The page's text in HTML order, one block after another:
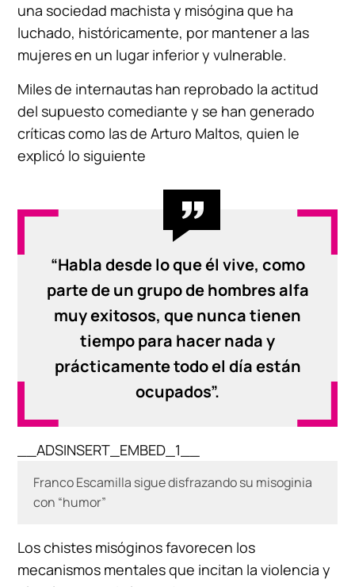
una sociedad machista y misógina que ha
luchado, históricamente, por mantener a las
mujeres en un lugar inferior y vulnerable.
Miles de internautas han reprobado la actitud
del supuesto comediante y se han generado
críticas como las de Arturo Maltos, quien le
explicó lo siguiente
“Habla desde lo que él vive, como
parte de un grupo de hombres alfa
muy exitosos, que nunca tienen
tiempo para hacer nada y
prácticamente todo el día están
ocupados”.
__ADSINSERT_EMBED_1__
Franco Escamilla sigue disfrazando su misoginia
con “humor”
Los chistes misóginos favorecen los
mecanismos mentales que incitan la violencia y